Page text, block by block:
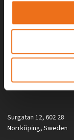
Alla priser på
gäller inte vid köp av
Surgatan 12, 602 28
Norrköping, Sweden